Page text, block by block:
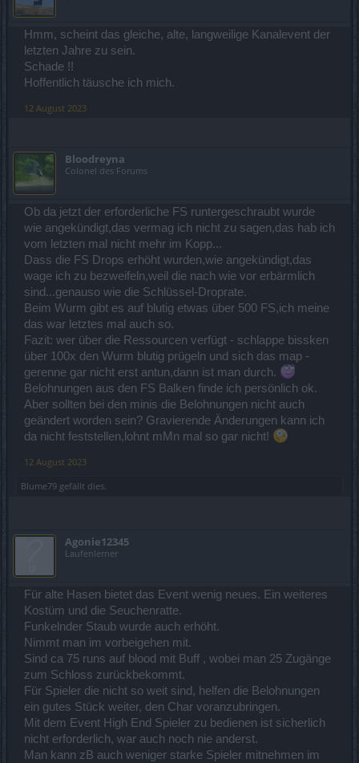
Hmm, scheint das gleiche, alte, langweilige Kanalevent der
letzten Jahre zu sein.
Schade !!
Hoffentlich täusche ich mich.
12 August 2023
Bloodreyna
Colonel des Forums
Ob da jetzt der erforderliche FS runtergeschraubt wurde
wie angekündigt,das vermag ich nicht zu sagen,das hab ich
vom letzten mal nicht mehr im Kopp...
Dass die FS Drops erhöht wurden,wie angekündigt,das
wage ich zu bezweifeln,weil die nach wie vor erbärmlich
sind...genauso wie die Schlüssel-Droprate.
Beim Wurm gibt es auf blutig etwas über 500 FS,ich meine
das war letztes mal auch so.
Fazit: wer über die Ressourcen verfügt - schlappe bissken
über 100x den Wurm blutig prügeln und sich das map -
gerenne gar nicht erst antun,dann ist man durch.
Belohnungen aus den FS Balken finde ich persönlich ok.
Aber sollten bei den minis die Belohnungen nicht auch
geändert worden sein? Gravierende Änderungen kann ich
da nicht feststellen,lohnt mMn mal so gar nicht!
12 August 2023
Blume79 gefällt dies.
Agonie12345
Laufenlerner
Für alte Hasen bietet das Event wenig neues. Ein weiteres
Kostüm und die Seuchenratte.
Funkelnder Staub wurde auch erhöht.
Nimmt man im vorbeigehen mit.
Sind ca 75 runs auf blood mit Buff , wobei man 25 Zugänge
zum Schloss zurückbekommt.
Für Spieler die nicht so weit sind, helfen die Belohnungen
ein gutes Stück weiter, den Char voranzubringen.
Mit dem Event High End Spieler zu bedienen ist sicherlich
nicht erforderlich, war auch noch nie anderst.
Man kann zB auch weniger starke Spieler mitnehmen im